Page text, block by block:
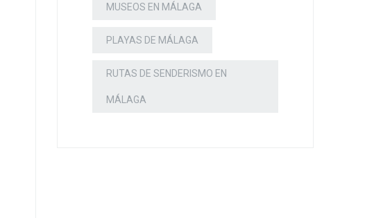
MUSEOS EN MÁLAGA
PLAYAS DE MÁLAGA
RUTAS DE SENDERISMO EN
MÁLAGA